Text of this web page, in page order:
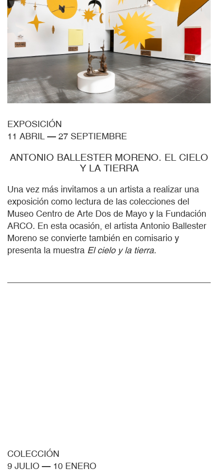
EXPOSICIÓN
11 ABRIL — 27 SEPTIEMBRE
ANTONIO BALLESTER MORENO. EL CIELO
Y LA TIERRA
Una vez más invitamos a un artista a realizar una
exposición como lectura de las colecciones del
Museo Centro de Arte Dos de Mayo y la Fundación
ARCO. En esta ocasión, el artista Antonio Ballester
Moreno se convierte también en comisario y
presenta la muestra El cielo y la tierra.
COLECCIÓN
9 JULIO — 10 ENERO